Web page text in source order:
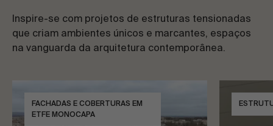
Inspire-se com projetos de estruturas tensionadas
que criam ambientes únicos e marcantes, espaços
na vanguarda da arquitetura contemporânea.
FACHADAS E COBERTURAS EM
ETFE MONOCAPA